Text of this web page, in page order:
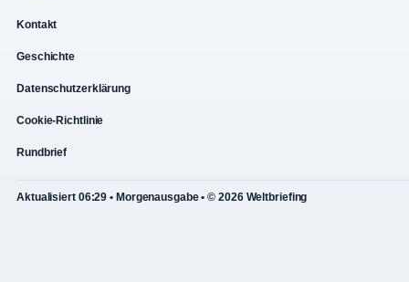
Kontakt
Geschichte
Datenschutzerklärung
Cookie-Richtlinie
Rundbrief
Aktualisiert 06:29 • Morgenausgabe • © 2026 Weltbriefing